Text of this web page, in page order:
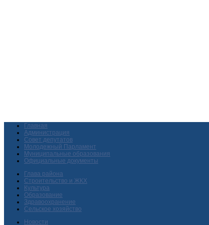
Главная
Администрация
Совет депутатов
Молодежный Парламент
Муниципальные образования
Официальные документы
Глава района
Строительство и ЖКХ
Культура
Образование
Здравоохранение
Сельское хозяйство
Новости